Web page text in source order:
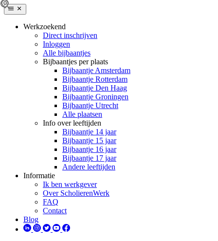
Werkzoekend
Direct inschrijven
Inloggen
Alle bijbaantjes
Bijbaantjes per plaats
Bijbaantje Amsterdam
Bijbaantje Rotterdam
Bijbaantje Den Haag
Bijbaantje Groningen
Bijbaantje Utrecht
Alle plaatsen
Info over leeftijden
Bijbaantje 14 jaar
Bijbaantje 15 jaar
Bijbaantje 16 jaar
Bijbaantje 17 jaar
Andere leeftijden
Informatie
Ik ben werkgever
Over ScholierenWerk
FAQ
Contact
Blog